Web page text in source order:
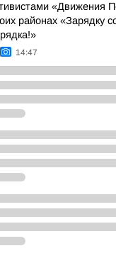
«Движения
районах «Зарядку
14:47